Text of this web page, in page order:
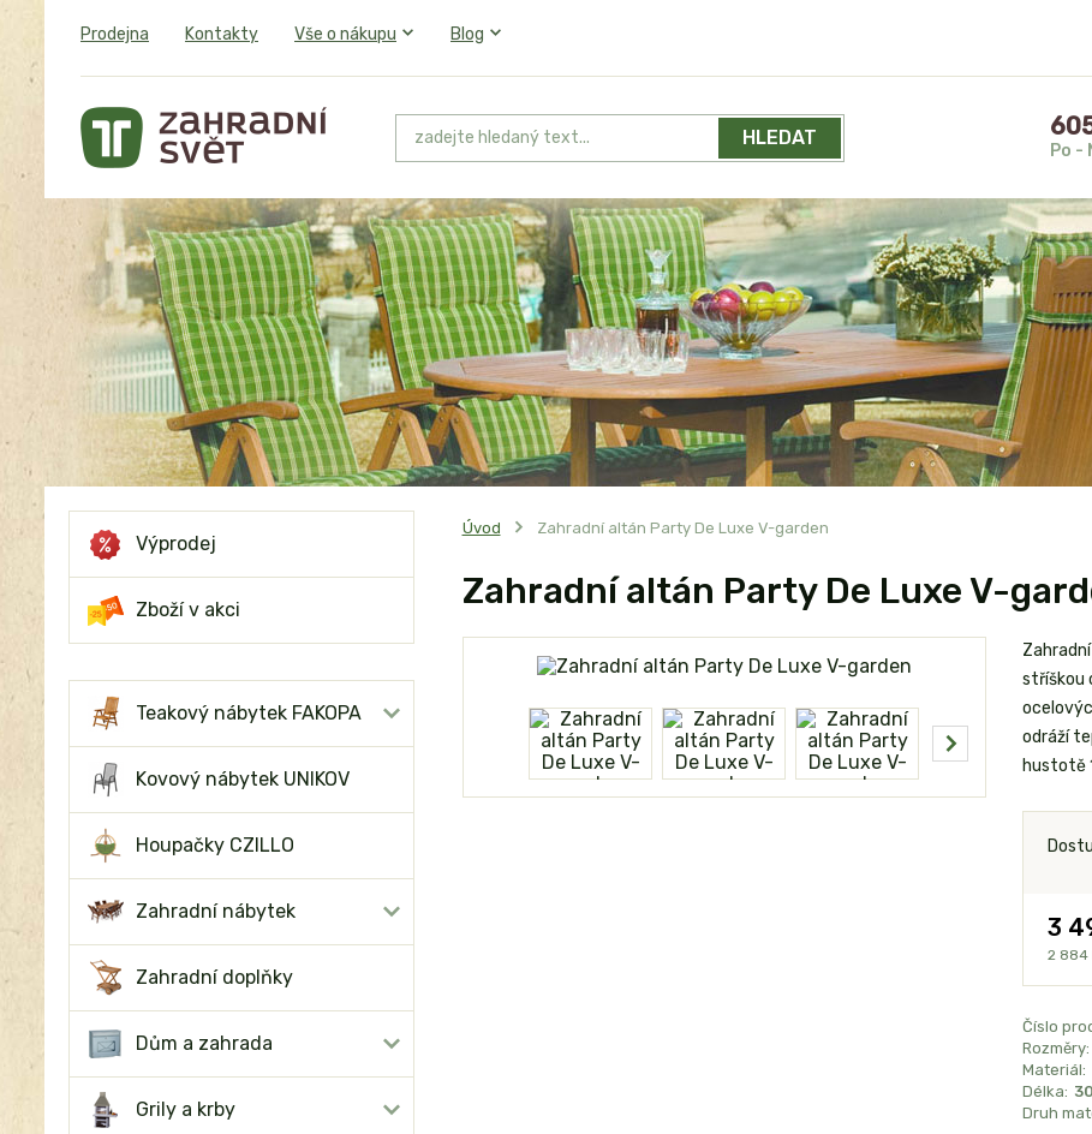
Prodejna Kontakty Vše o nákupu Blog
HLEDAT
Po -
Výprodej
Zboží v akci
Teakový nábytek FAKOPA
Kovový nábytek UNIKOV
Houpačky CZILLO
Zahradní nábytek
Zahradní doplňky
Dům a zahrada
Grily a krby
Úvod Zahradní altán Party De Luxe V-garden
Zahradní altán Party De Luxe V-
stříškou
odráží
hustotě
3
2 884
Číslo
Rozměry:
Materiál:
Délka:
Druh